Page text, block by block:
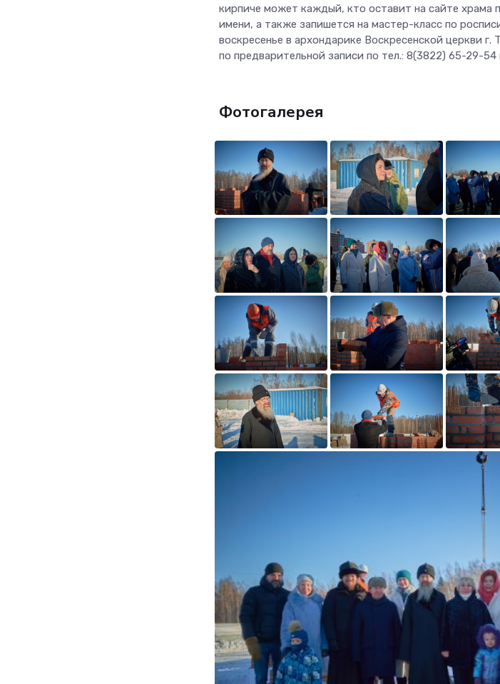
кирпиче может каждый, кто оставит на сайте храма
имени, а также запишется на мастер-класс по
воскресенье в архондарике Воскресенской церкви г.
по предварительной записи по тел.: 8(3822) 65-29-
Фотогалерея